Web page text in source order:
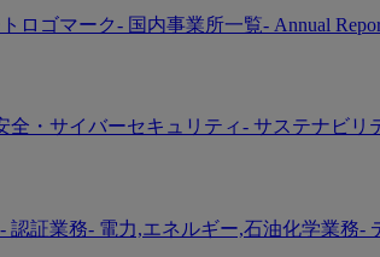
ロゴマーク- 国内事業所一覧- Annual
全・サイバーセキュリティ- サステナビリ
- 認証業務- 電力,エネルギー,石油化学業務-